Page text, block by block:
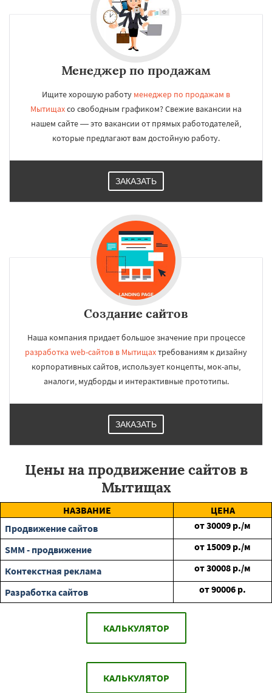
Менеджер по продажам
Ищите хорошую работу менеджер по продажам в
Мытищахсо свободным графиком? Свежие вакансии на
нашем сайте — это вакансии от прямых работодателей,
которые предлагают вам достойную работу.
ЗАКАЗАТЬ
Создание сайтов
Наша компания придает большое значение при процессе
разработка web-сайтов в Мытищахтребованиям к дизайну
корпоративных сайтов, использует концепты, мок-апы,
аналоги, мудборды и интерактивные прототипы.
ЗАКАЗАТЬ
Цены на продвижение сайтов в
Мытищах
НАЗВАНИЕ
ЦЕНА
Продвижение сайтов
от30009 р./м
SMM - продвижение
от 15009 р./м
Контекстная реклама
от30008 р./м
Разработка сайтов
от90006 р.
КАЛЬКУЛЯТОР
КАЛЬКУЛЯТОР